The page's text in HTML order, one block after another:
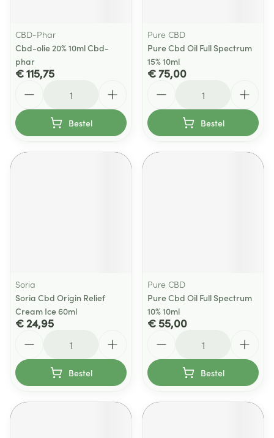
CBD-Phar
Cbd-olie 20% 10ml Cbd-
phar
€ 115,75
Bestel
Pure CBD
Pure Cbd Oil Full Spectrum
15% 10ml
€ 75,00
Bestel
Soria
Soria Cbd Origin Relief
Cream Ice 60ml
€ 24,95
Bestel
Pure CBD
Pure Cbd Oil Full Spectrum
10% 10ml
€ 55,00
Bestel